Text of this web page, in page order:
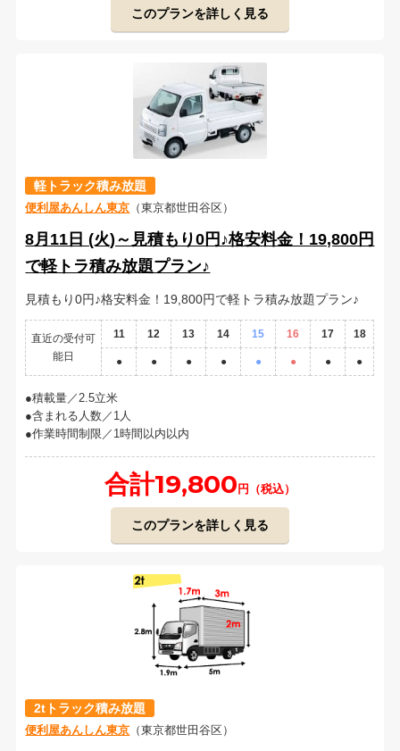
このプランを詳しく見る
軽トラック積み放題
便利屋あんしん東京 （東京都世田谷区）
8月11日 (火)～見積もり0円♪格安料金！19,800円
で軽トラ積み放題プラン♪
見積もり0円♪格安料金！19,800円で軽トラ積み放題プラン♪
直近の受付可
能日
11 12 13 14 15 16 17 18
● ● ● ● ● ● ● ●
積載量／2.5立米
含まれる人数／1人
作業時間制限／1時間以内以内
合計19,800円（税込）
このプランを詳しく見る
2tトラック積み放題
便利屋あんしん東京 （東京都世田谷区）